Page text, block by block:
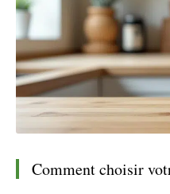
Comment choisir